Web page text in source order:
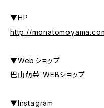
▼HP
http://
▼Webショップ
巴山萌菜 WEBショップ
▼Instagram